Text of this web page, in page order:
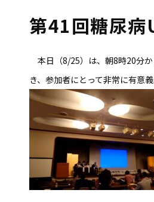
第41回糖尿
本日（8/25）は、朝8時20分
き、参加者にとって非常に有意